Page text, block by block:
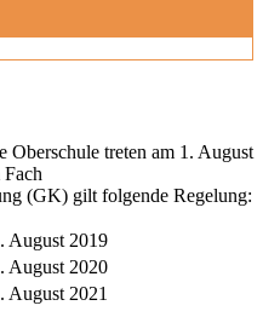
Oberschule treten am 1. August
(GK) gilt folgende Regelung:
August 2019
August 2020
August 2021